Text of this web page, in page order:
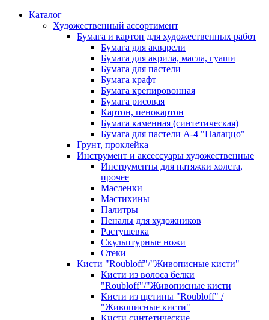
Каталог
Художественный ассортимент
Бумага и картон для художественных работ
Бумага для акварели
Бумага для акрила, масла, гуаши
Бумага для пастели
Бумага крафт
Бумага крепировонная
Бумага рисовая
Картон, пенокартон
Бумага каменная (синтетическая)
Бумага для пастели А-4 "Палаццо"
Грунт, проклейка
Инструмент и аксессуары художественные
Инструменты для натяжки холста,
прочее
Масленки
Мастихины
Палитры
Пеналы для художников
Растушевка
Скульптурные ножи
Стеки
Кисти "Roubloff"/"Живописные кисти"
Кисти из волоса белки
"Roubloff"/"Живописные кисти
Кисти из щетины "Roubloff" /
"Живописные кисти"
Кисти синтетические